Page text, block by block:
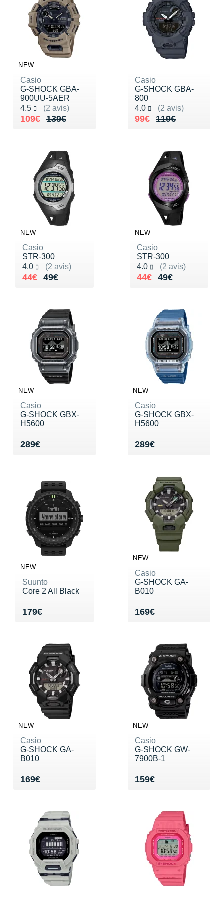
NEW
Casio
G-SHOCK GBA-
900UU-5AER
4.5
(2 avis)
Noté 4.5 sur 5
139€
Au lieu de 139€
109€
Vendu 109€
Casio
G-SHOCK GBA-
800
4.0
(2 avis)
Noté 4.0 sur 5
119€
Au lieu de 119€
99€
Vendu 99€
NEW
Casio
STR-300
4.0
(2 avis)
Noté 4.0 sur 5
49€
Au lieu de 49€
44€
Vendu 44€
NEW
Casio
STR-300
4.0
(2 avis)
Noté 4.0 sur 5
49€
Au lieu de 49€
44€
Vendu 44€
NEW
Casio
G-SHOCK GBX-
H5600
289€
Vendu 289€
NEW
Casio
G-SHOCK GBX-
H5600
289€
Vendu 289€
NEW
Suunto
Core 2 All Black
179€
Vendu 179€
NEW
Casio
G-SHOCK GA-
B010
169€
Vendu 169€
NEW
Casio
G-SHOCK GA-
B010
169€
Vendu 169€
NEW
Casio
G-SHOCK GW-
7900B-1
159€
Vendu 159€